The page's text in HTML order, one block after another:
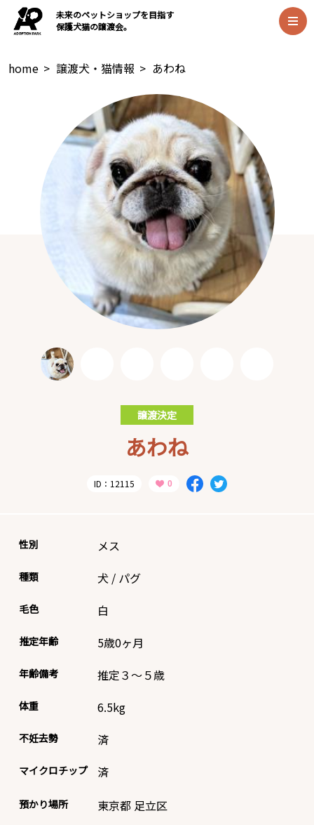
未来のペットショップを目指す
保護犬猫の譲渡会。
home > 譲渡犬・猫情報 > あわね
譲渡決定
あわね
ID：12115
性別 メス
種類 犬 / パグ
毛色 白
推定年齢 5歳0ヶ月
年齢備考 推定３～５歳
体重 6.5kg
不妊去勢 済
マイクロチップ 済
預かり場所 東京都 足立区